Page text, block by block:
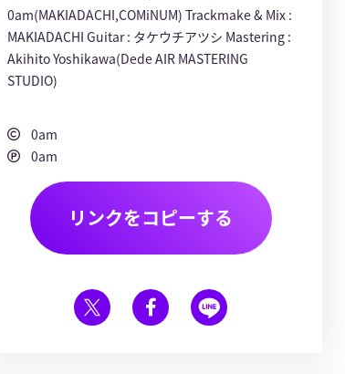
0am(MAKIADACHI,COMiNUM) Trackmake & Mix :
MAKIADACHI Guitar : タケウチアツシ Mastering :
Akihito Yoshikawa(Dede AIR MASTERING
STUDIO)
0am
0am
リンクをコピーする